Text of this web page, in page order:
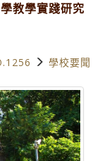
教學實踐研究
學校要聞